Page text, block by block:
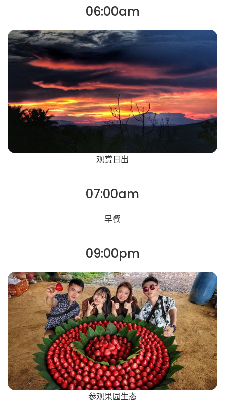
06:00am
观赏日出
07:00am
早餐
09:00pm
参观果园生态